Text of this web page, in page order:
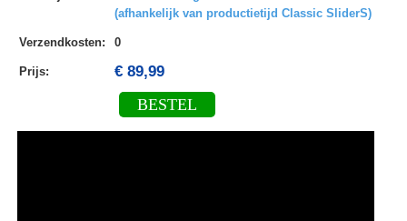
(afhankelijk van productietijd Classic SliderS)
Verzendkosten: 0
Prijs: € 89,99
BESTEL